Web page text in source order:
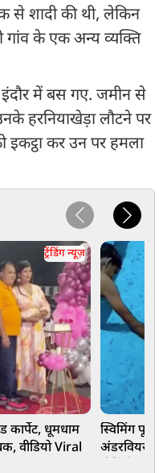
से शादी की थी, लेकिन
के एक अन्य व्यक्ति
इंदौर में बस गए. जमीन से
हरनियाखेड़ा लौटने पर
इकट्ठा कर उन पर हमला
ट्रेंडिंग न्यूज़
कार्पेट, धूमधाम
वीडियो Viral
स्विमिंग पूल
अंडरवियर में